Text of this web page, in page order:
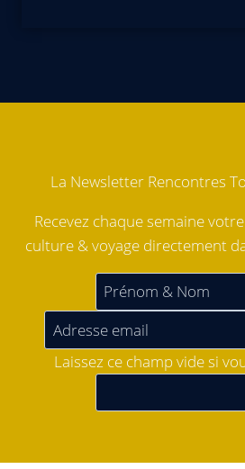
La Newsletter Rencontres
Recevez chaque semaine
culture & voyage directement
Laissez ce champ vide si